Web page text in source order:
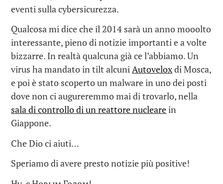
eventi sulla cybersicurezza.
Qualcosa mi dice che il 2014 sarà un anno mooolto
interessante, pieno di notizie importanti e a volte
bizzarre. In realtà qualcuna già ce l’abbiamo. Un
virus ha mandato in tilt alcuniAutoveloxdi Mosca,
e poi è stato scoperto un malware in uno dei posti
dove non ci augureremmo mai di trovarlo, nella
sala di controllo di un reattore nuclearein
Giappone.
Che Dio ci aiuti…
Speriamo di avere presto notizie più positive!